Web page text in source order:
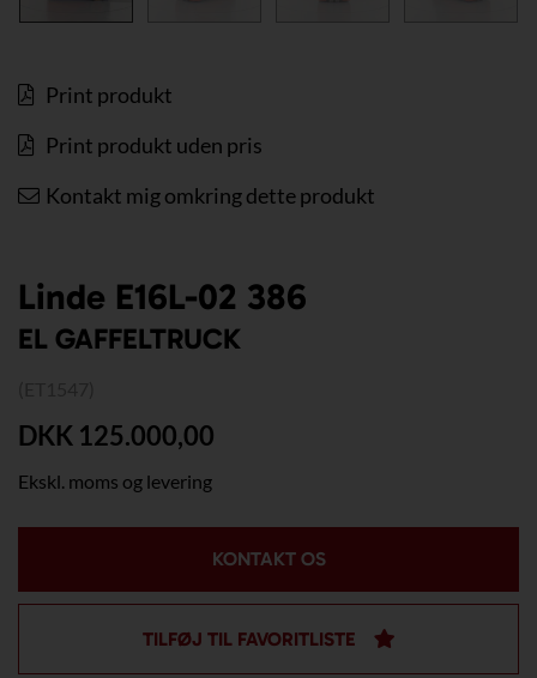
Print produkt
Print produkt uden pris
Kontakt mig omkring dette produkt
Linde E16L-02 386
EL GAFFELTRUCK
DKK 125.000,00
Ekskl. moms og levering
KONTAKT OS
TILFØJ TIL FAVORITLISTE